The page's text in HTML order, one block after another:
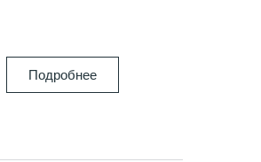
Подробнее